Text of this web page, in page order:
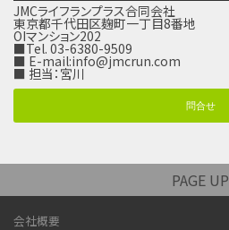
JMCライフランプラス合同会社
東京都千代田区麹町一丁目8番地
OIマンション202
■Tel. 03-6380-9509
■ E-mail:info@jmcrun.com
■ 担当：宮川
問合せ
PAGE UP
会社概要